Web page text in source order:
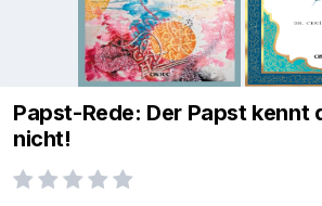
Papst-Rede: Der Papst kennt
nicht!